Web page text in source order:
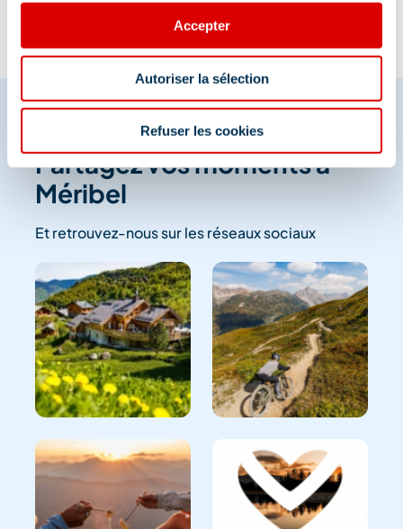
Accepter
Autoriser la sélection
Refuser les cookies
Partagez vos moments à
Méribel
Et retrouvez-nous sur les réseaux sociaux